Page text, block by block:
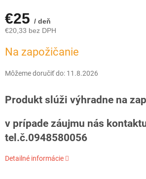
€25 / deň
€20,33 bez DPH
cena:
Na zapožičanie
Môžeme doručiť do: 11.8.2026
Produkt slúži výhradne na
v prípade záujmu nás
tel.č.0948580056
Detailné informácie